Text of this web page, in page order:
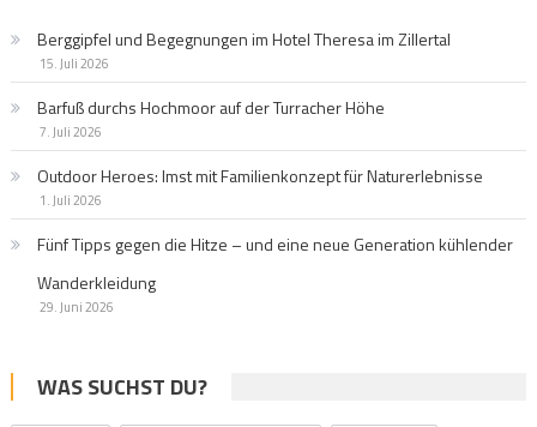
Berggipfel und Begegnungen im Hotel Theresa im Zillertal
15. Juli 2026
Barfuß durchs Hochmoor auf der Turracher Höhe
7. Juli 2026
Outdoor Heroes: Imst mit Familienkonzept für Naturerlebnisse
1. Juli 2026
Fünf Tipps gegen die Hitze – und eine neue Generation kühlender
Wanderkleidung
29. Juni 2026
WAS SUCHST DU?